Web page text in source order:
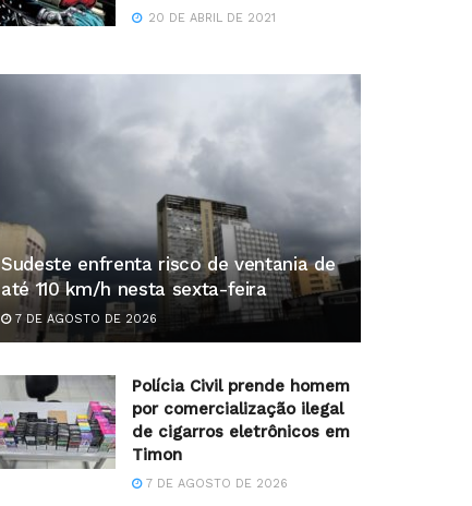
20 DE ABRIL DE 2021
Sudeste enfrenta risco de ventania de
até 110 km/h nesta sexta-feira
7 DE AGOSTO DE 2026
Polícia Civil prende homem
por comercialização ilegal
de cigarros eletrônicos em
Timon
7 DE AGOSTO DE 2026